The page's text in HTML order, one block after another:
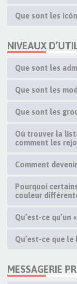
Que sont les
NIVEAUX
Que sont les
Que sont les
Que sont les
Où trouver la
comment les
Comment
Pourquoi
couleur
Qu’est-ce qu’un
Qu’est-ce que le
MESSAGERIE